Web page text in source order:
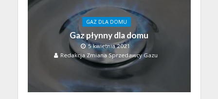
GAZ DLA DOMU
Gaz płynny dla domu
5 kwietnia 2021
Redakcja Zmiana Sprzedawcy Gazu